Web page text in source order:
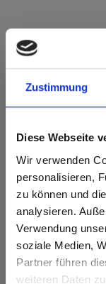
Zustimmung
Diese Webseite
Wir verwenden
personalisieren,
zu können und
analysieren.
Verwendung
soziale Medien,
Partner führen
weiteren Daten